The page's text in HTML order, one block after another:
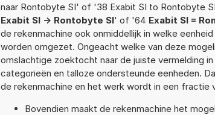
naar Rontobyte SI' of '38 Exabit SI to Rontobyte
Exabit SI -> Rontobyte SI' of '64 Exabit SI =
de rekenmachine ook onmiddellijk in welke
worden omgezet. Ongeacht welke van deze
omslachtige zoektocht naar de juiste vermelding
categorieën en talloze ondersteunde eenheden.
de rekenmachine en het werk wordt in een fractie
Bovendien maakt de rekenmachine het